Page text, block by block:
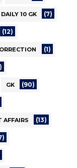
DAILY 10 GK (7)
(12)
(1)
GK (90)
AFFAIRS (13)